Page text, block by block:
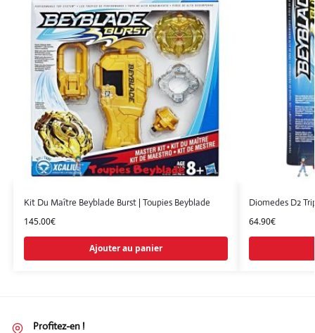
Kit Du Maître Beyblade Burst | Toupies Beyblade
145.00€
Ajouter au panier
Diomedes D2
64.90€
Profitez-en !